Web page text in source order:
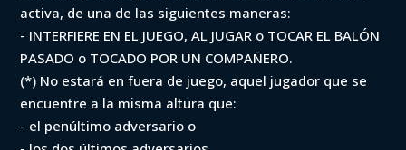
activa, de una de las siguientes maneras:
- INTERFIERE EN EL JUEGO, AL JUGAR o TOCAR EL BALÓN
PASADO o TOCADO POR UN COMPAÑERO.
(*) No estará en fuera de juego, aquel jugador que se
encuentre a la misma altura que:
- el penúltimo adversario o